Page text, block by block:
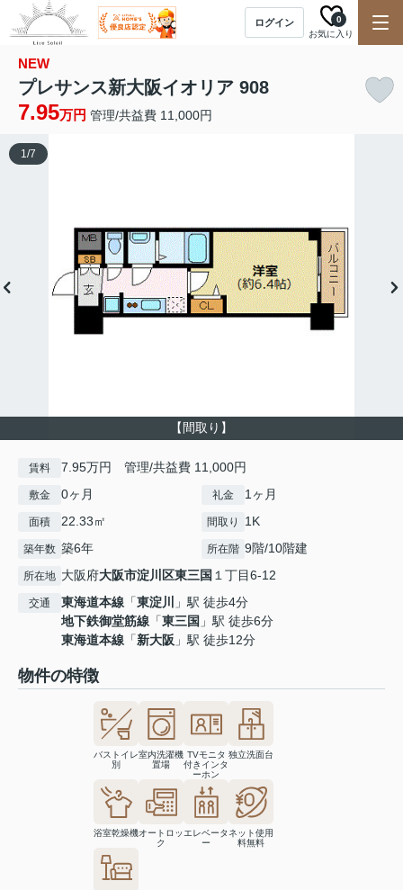
ログイン
お気に入り
0
NEW
プレサンス新大阪イオリア 908
7.95万円 管理/共益費 11,000円
【間取り】
1/7
賃料 7.95万円 管理/共益費 11,000円
敷金 0ヶ月 礼金 1ヶ月
面積 22.33㎡ 間取り 1K
築年数 築6年 所在階 9階/10階建
所在地 大阪府大阪市淀川区東三国 １丁目6-12
交通 東海道本線 「東淀川
」駅 徒歩4分
地下鉄御堂筋線 「東三国 」駅 徒歩6分
東海道本線 「新大阪 」駅 徒歩12分
物件の特徴
バストイレ
別
室内洗濯機
置場
TVモニタ
付きインタ
ーホン
独立洗面台
浴室乾燥機オートロッ
ク
エレベータ
ー
ネット使用
料無料